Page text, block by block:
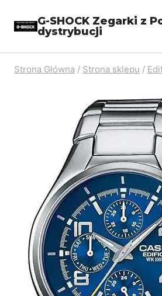
G-SHOCK Zegarki z
dystrybucji
Strona Główna / Strona sklepu /